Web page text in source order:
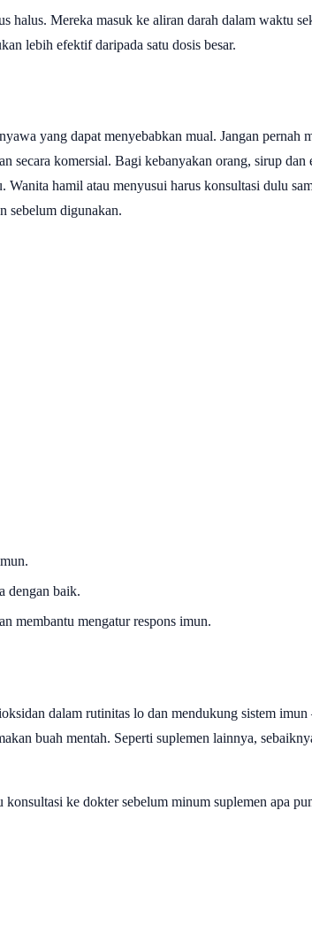
Mereka masuk ke aliran darah dalam waktu
lebih efektif daripada satu dosis besar.
yang dapat menyebabkan mual. Jangan pernah
secara komersial. Bagi kebanyakan orang, sirup dan
hamil atau menyusui harus konsultasi dulu
sebelum digunakan.
dengan baik.
membantu mengatur respons imun.
dalam rutinitas lo dan mendukung sistem
buah mentah. Seperti suplemen lainnya,
ke dokter sebelum minum suplemen apa